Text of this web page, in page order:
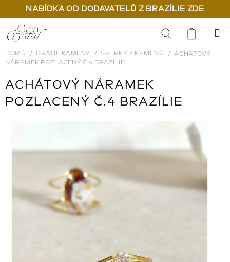
NABÍDKA OD DODAVATELŮ Z BRAZÍLIE ZDE
Přejít
na
obsah
Hledat
DOMŮ DRAHÉ KAMENY ŠPERKY Z KAMENŮ
ACHÁTOVÝ
NÁRAMEK POZLACENÝ Č.4 BRAZÍLIE
ACHÁTOVÝ NÁRAMEK
POZLACENÝ Č.4 BRAZÍLIE